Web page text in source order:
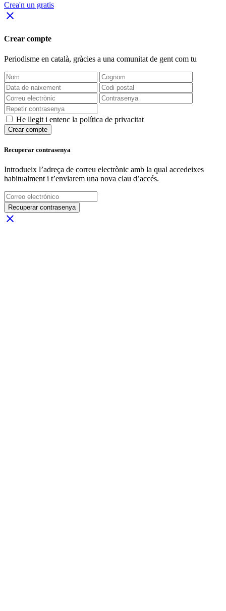
Crea'n un gratis
close
Crear compte
Periodisme en català, gràcies a una comunitat de gent com tu
He llegit i entenc la política de privacitat
Crear compte
Recuperar contrasenya
Introdueix l’adreça de correu electrònic amb la qual accedeixes
habitualment i t’enviarem una nova clau d’accés.
Recuperar contrasenya
close